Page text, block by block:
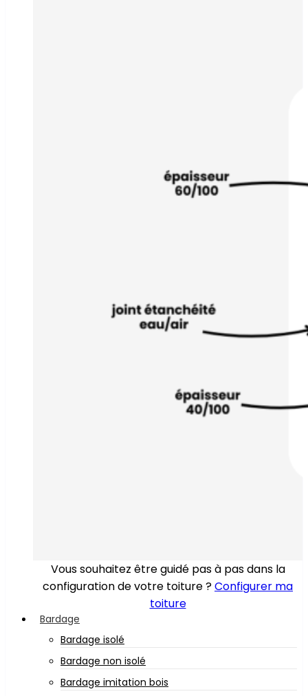
Vous souhaitez être guidé pas à pas dans la
configuration de votre toiture ?Configurer ma
toiture
Bardage
Bardage isolé
Bardage non isolé
Bardage imitation bois